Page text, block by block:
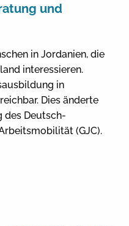
und
in Jordanien, die
interessieren.
in
Dies änderte
des Deutsch-
(GJC).